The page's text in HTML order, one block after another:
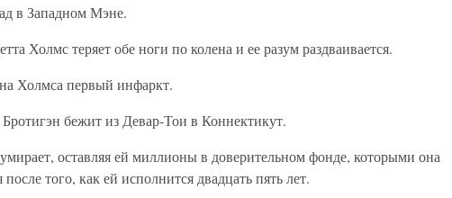
в Западном Мэне.
Холмс теряет обе ноги по колена и ее разум раздваивается.
Холмса первый инфаркт.
бежит из Девар-Тои в Коннектикут.
оставляя ей миллионы в доверительном фонде, которыми она
того, как ей исполнится двадцать пять лет.